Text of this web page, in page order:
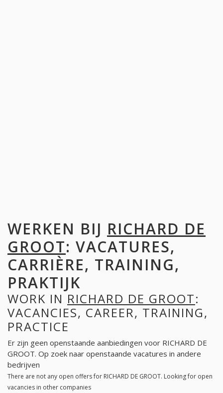
WERKEN BIJ RICHARD DE
GROOT: VACATURES,
CARRIÈRE, TRAINING,
PRAKTIJK
WORK IN RICHARD DE GROOT:
VACANCIES, CAREER, TRAINING,
PRACTICE
Er zijn geen openstaande aanbiedingen voor RICHARD DE
GROOT. Op zoek naar openstaande vacatures in andere
bedrijven
There are not any open offers for RICHARD DE GROOT. Looking for open
vacancies in other companies